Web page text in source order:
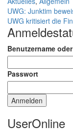
UWG: Junktim
UWG kritisiert die
Benutzername
Passwort
UserOnline